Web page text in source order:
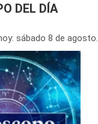
DEL DÍA
sábado 8 de agosto.